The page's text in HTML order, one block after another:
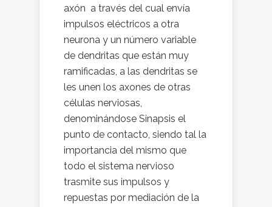
axón a través del cual envía
impulsos eléctricos a otra
neurona y un número variable
de dendritas que están muy
ramificadas, a las dendritas se
les unen los axones de otras
células nerviosas,
denominándose Sinapsis el
punto de contacto, siendo tal la
importancia del mismo que
todo el sistema nervioso
trasmite sus impulsos y
repuestas por mediación de la